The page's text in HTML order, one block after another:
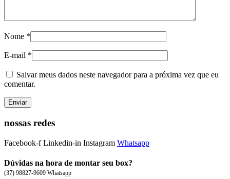
Nome *
E-mail *
Salvar meus dados neste navegador para a próxima vez que eu
comentar.
nossas redes
Facebook-f Linkedin-in Instagram Whatsapp
Dúvidas na hora de montar seu box?
(37) 98827-9609 Whatsapp